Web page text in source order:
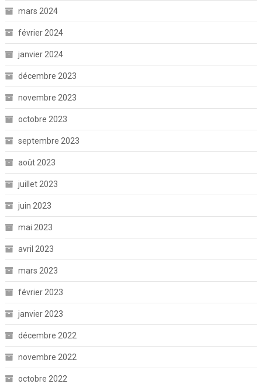
mars 2024
février 2024
janvier 2024
décembre 2023
novembre 2023
octobre 2023
septembre 2023
août 2023
juillet 2023
juin 2023
mai 2023
avril 2023
mars 2023
février 2023
janvier 2023
décembre 2022
novembre 2022
octobre 2022